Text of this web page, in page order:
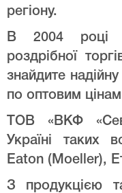
регіону.
В 2004 році
роздрібної
знайдите
по оптовим
ТОВ «ВКФ
Україні таких
Eaton (Moeller),
З продукцією